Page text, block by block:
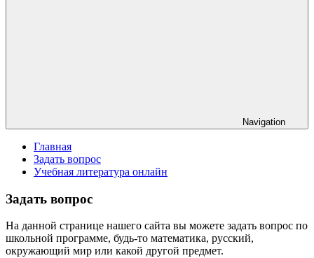
Navigation
Главная
Задать вопрос
Учебная литература онлайн
Задать вопрос
На данной странице нашего сайта вы можете задать вопрос по
школьной программе, будь-то математика, русский,
окружающий мир или какой другой предмет.